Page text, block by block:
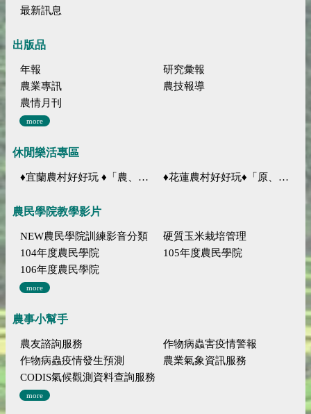
最新訊息
出版品
年報
研究彙報
農業專訊
農技報導
農情月刊
more
休閒樂活專區
♦宜蘭農村好好玩 ♦「農、藝、山、水」四條遊程推薦 ♦花蓮農村好好玩♦「原、生、慢、活」四條遊程推薦
農民學院教學影片
NEW農民學院訓練影音分類
硬質玉米栽培管理
104年度農民學院
105年度農民學院
106年度農民學院
more
農事小幫手
農友諮詢服務
作物病蟲害疫情警報
作物病蟲疫情發生預測
農業氣象資訊服務
CODIS氣候觀測資料查詢服務
more